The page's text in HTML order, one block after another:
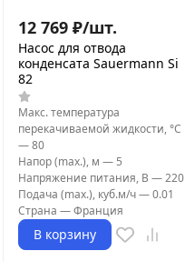
12 769 ₽/шт.
Насос для отвода
конденсата Sauermann Si
82
Макс. температура
перекачиваемой жидкости, °C
—80
Напор (max.), м — 5
Напряжение питания, В —220
Подача (max.), куб.м/ч—0.01
Страна —Франция
В корзину